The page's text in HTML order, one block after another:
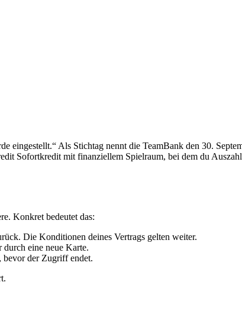
eingestellt.“ Als Stichtag nennt die TeamBank den 30.
Sofortkredit mit finanziellem Spielraum, bei dem du
Konkret bedeutet das:
Die Konditionen deines Vertrags gelten weiter.
durch eine neue Karte.
bevor der Zugriff endet.